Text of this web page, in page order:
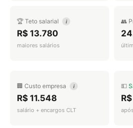
🏆 Teto salarial i
R$ 13.780
maiores salários
👥
🏢 Custo empresa i
R$ 11.548
salário + encargos CLT
💵